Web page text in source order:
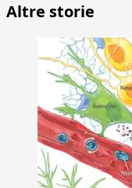
Altre storie